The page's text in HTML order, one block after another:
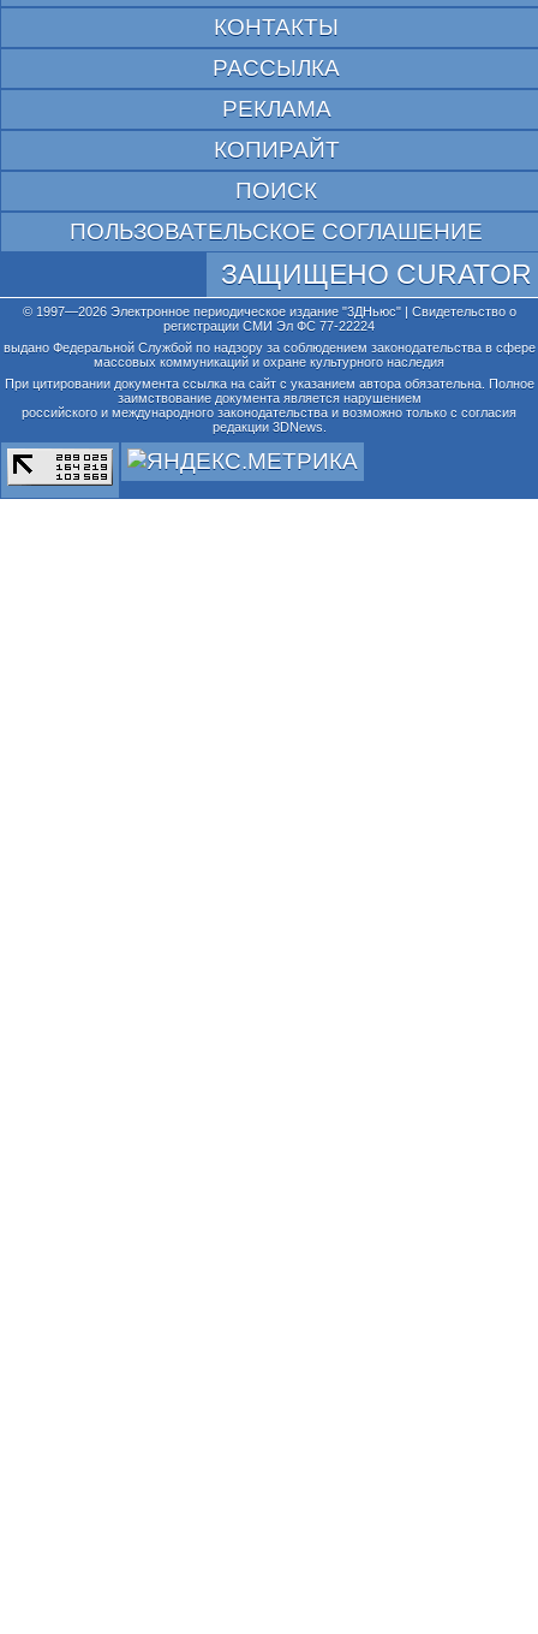
КОНТАКТЫ
РАССЫЛКА
РЕКЛАМА
КОПИРАЙТ
ПОИСК
ПОЛЬЗОВАТЕЛЬСКОЕ СОГЛАШЕНИЕ
ЗАЩИЩЕНО CURATOR
© 1997—2026 Электронное периодическое издание "3ДНьюс" | Свидетельство о
регистрации СМИ Эл ФС 77-22224
выдано Федеральной Службой по надзору за соблюдением законодательства в сфере
массовых коммуникаций и охране культурного наследия
При цитировании документа ссылка на сайт с указанием автора обязательна. Полное
заимствование документа является нарушением
российского и международного законодательства и возможно только с согласия
редакции 3DNews.